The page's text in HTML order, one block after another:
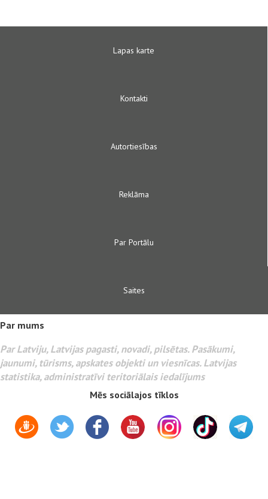
Lapas karte
Kontakti
Autortiesības
Reklāma
Par Portālu
Saites
Par mums
Par Latviju, Latvijas pagasti, novadi, pilsētas. Pasākumi,
jaunumi, tūrisms, apskates objekti un viesnīcas. Latvijas
statistika, administratīvi teritoriālais iedalījums
Mēs sociālajos tīklos